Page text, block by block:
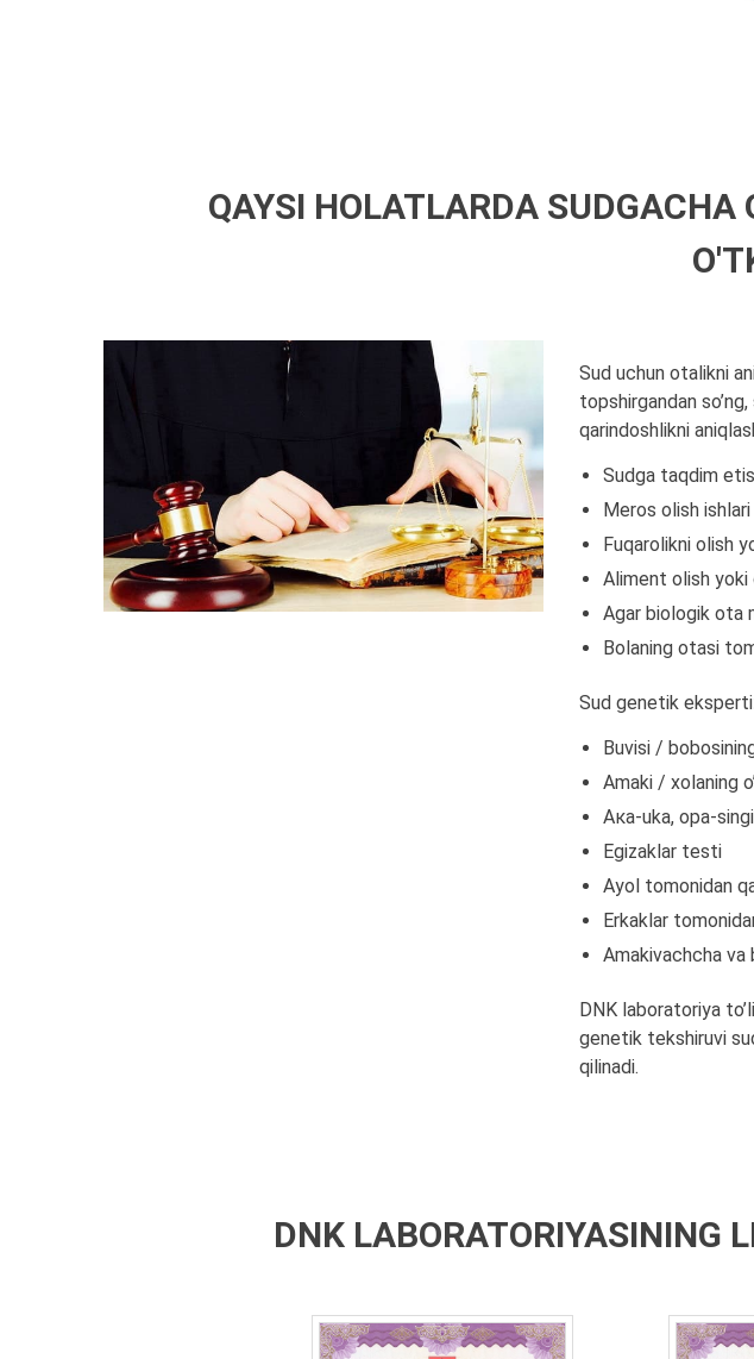
QAYSI HOLATLARDA
Sud uchun otalikni
topshirgandan
qarindoshlikni
Sudga taqdim
Meros olish
Fuqarolikni olish
Aliment olish yoki
Agar biologik ota
Bolaning otasi
Sud genetik
Buvisi /
Amaki / xolaning
Aка-uka, opa-
Egizaklar testi
Ayol tomonidan
Erkaklar
Amakivachcha va
DNK laboratoriya
genetik tekshiruvi
qilinadi.
DNK LABORATORIYASINING